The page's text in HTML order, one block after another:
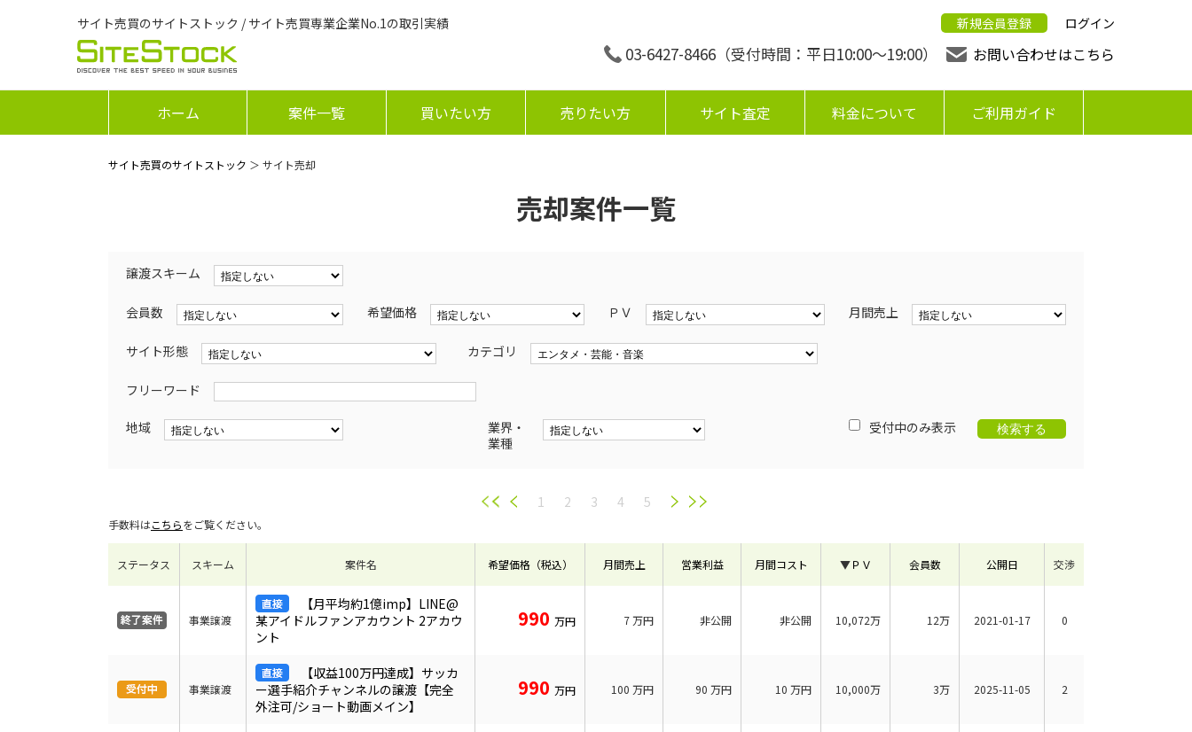
サイト売買のサイトストック / サイト売買専業企業No.1の取引実績 新規会員登録 ログイン
03-6427-8466 （受付時間：平日10:00〜19:00） お問い合わせはこちら
ホーム 案件一覧 買いたい方 売りたい方 サイト査定 料金について ご利用ガイド
サイト売買のサイトストック ＞ サイト売却
売却案件一覧
譲渡スキーム
会員数 希望価格 ＰＶ 月間売上
サイト形態 カテゴリ
フリーワード
地域
業界・
業種
受付中のみ表示
1 2 3 4 5
手数料はこちらをご覧ください。
ステータス スキーム 案件名 希望価格（税込） 月間売上 営業利益 月間コスト ▼ＰＶ 会員数 公開日 交渉
事業譲渡
【月平均約1億imp】LINE@
某アイドルファンアカウント 2アカウ
ント
990 万円 7万円 非公開 非公開 10,072万 12万 2021-01-17 0
事業譲渡
【収益100万円達成】サッカ
ー選手紹介チャンネルの譲渡【完全
外注可/ショート動画メイン】
990 万円 100 万円 90 万円 10 万円 10,000万 3万 2025-11-05 2